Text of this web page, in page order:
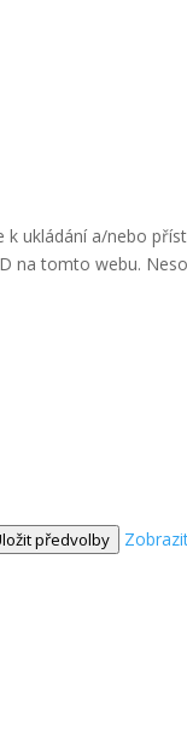
k ukládání a/nebo
na tomto webu.
předvolby